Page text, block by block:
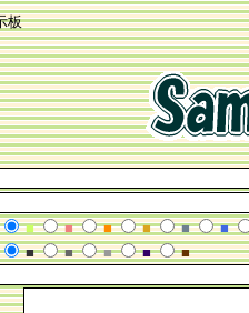
板
■ ■ ■ ■ ■
■
■ ■ ■ ■
■